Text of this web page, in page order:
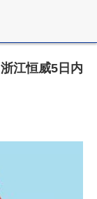
江恒威5日内